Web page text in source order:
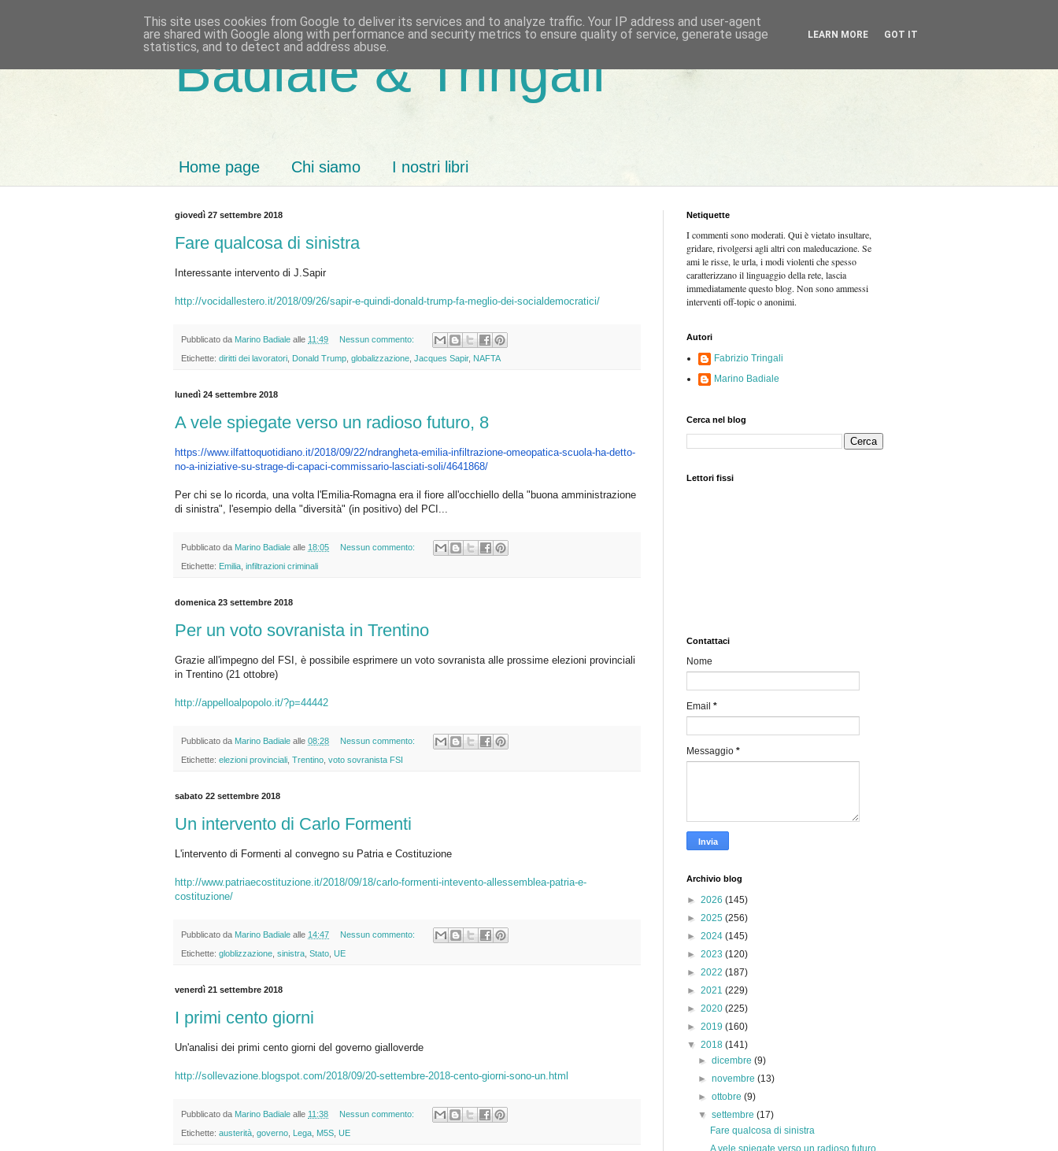
Badiale & Tringali
Home page Chi siamo I nostri libri
giovedì 27 settembre 2018
Fare qualcosa di sinistra
Interessante intervento di J.Sapir
http://vocidallestero.it/2018/09/26/sapir-e-quindi-donald-trump-fa-meglio-dei-socialdemocratici/
Pubblicato da Marino Badiale alle 11:49 Nessun commento:
Etichette: diritti dei lavoratori Donald Trump globalizzazione Jacques Sapir, NAFTA
lunedì 24 settembre 2018
A vele spiegate verso un radioso futuro, 8
https://www.ilfattoquotidiano. it/2018/09/22/ndrangheta-emilia-infiltrazione-omeopatica-scuola-ha-detto-
no-a-iniziative-su-strage-di-capaci-commissario-lasciati-soli/4641868/
Per chi se lo ricorda, una volta l'Emilia-Romagna era il fiore all'occhiello della "buona amministrazione
di sinistra", l'esempio della "diversità" (in positivo) del PCI...
Pubblicato da Marino Badiale alle 18:05 Nessun commento:
Etichette: Emilia infiltrazioni criminali
domenica 23 settembre 2018
Per un voto sovranista in Trentino
Grazie all'impegno del FSI, è possibile esprimere un voto sovranista alle prossime elezioni provinciali
in Trentino (21 ottobre)
http://appelloalpopolo.it/?p=44442
Pubblicato da Marino Badiale alle 08:28 Nessun commento:
Etichette: elezioni provinciali Trentino voto sovranista FSI
sabato 22 settembre 2018
Un intervento di Carlo Formenti
L'intervento di Formenti al convegno su Patria e Costituzione
http://www.patriaecostituzione.it/2018/09/18/carlo-formenti-intevento-allessemblea-patria-e-
costituzione/
Pubblicato da Marino Badiale alle 14:47 Nessun commento:
Etichette: globlizzazione sinistra Stato UE
venerdì 21 settembre 2018
I primi cento giorni
Un'analisi dei primi cento giorni del governo gialloverde
http://sollevazione.blogspot.com/2018/09/20-settembre-2018-cento-giorni-sono-un.html
Pubblicato da Marino Badiale alle 11:38 Nessun commento:
Etichette: austerità governo Lega M5S UE
Netiquette
I commenti sono moderati. Qui è vietato insultare,
gridare, rivolgersi agli altri con maleducazione. Se
ami le risse, le urla, i modi violenti che spesso
caratterizzano il linguaggio della rete, lascia
immediatamente questo blog. Non sono ammessi
interventi off-topic o anonimi.
Autori
Fabrizio Tringali
Marino Badiale
Cerca nel blog
Lettori fissi
Contattaci
Nome
Email *
Messaggio *
Archivio blog
► 2026 (145)
► 2025 (256)
► 2024 (145)
► 2023 (120)
► 2022 (187)
► 2021 (229)
► 2020 (225)
► 2019 (160)
▼ 2018 (141)
►dicembre(9)
►novembre(13)
►ottobre(9)
▼settembre(17)
Fare qualcosa di sinistra
A vele spiegate verso un radioso futuro,
This site uses cookies from Google to deliver its services and to analyze traffic. Your IP address and user-agent
are shared with Google along with performance and security metrics to ensure quality of service, generate usage
statistics, and to detect and address abuse.
LEARN MORE GOT IT